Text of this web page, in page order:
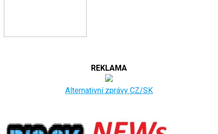
REKLAMA
Alternativní zprávy CZ/SK